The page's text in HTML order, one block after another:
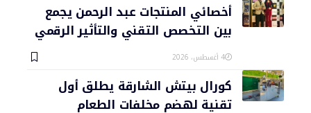
أخصائي المنتجات عبد الرحمن يجمع
بين التخصص التقني والتأثير الرقمي
4 أغسطس، 2026
كورال بيتش الشارقة يطلق أول
تقنية لهضم مخلفات الطعام